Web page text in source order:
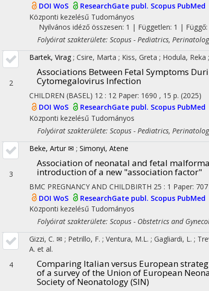
DOI WoS ResearchGate publ. Scopus PubMed
Központi kezelésű Tudományos
Nyilvános idéző összesen: 1 | Független: 1 |
Folyóirat szakterülete: Scopus - Pediatrics,
2
Bartek, Virag ; Csire, Marta ; Kiss, Greta ; Hodula, Reka ;
Associations Between Fetal Symptoms
Cytomegalovirus Infection
CHILDREN (BASEL) 12 : 12 Paper: 1690 , 15 p. (2025)
DOI WoS ResearchGate publ. Scopus PubMed
Központi kezelésű Tudományos
Folyóirat szakterülete: Scopus - Pediatrics,
3
Beke, Artur ✉ ; Simonyi, Atene
Association of neonatal and fetal
introduction of a new "association factor"
BMC PREGNANCY AND CHILDBIRTH 25 : 1 Paper:
DOI WoS ResearchGate publ. Scopus PubMed
Központi kezelésű Tudományos
Folyóirat szakterülete: Scopus - Obstetrics and
4
Gizzi, C. ✉ ; Petrillo, F. ; Ventura, M.L. ; Gagliardi, L. ;
A. et al.
Comparing Italian versus European
of a survey of the Union of European
Society of Neonatology (SIN)